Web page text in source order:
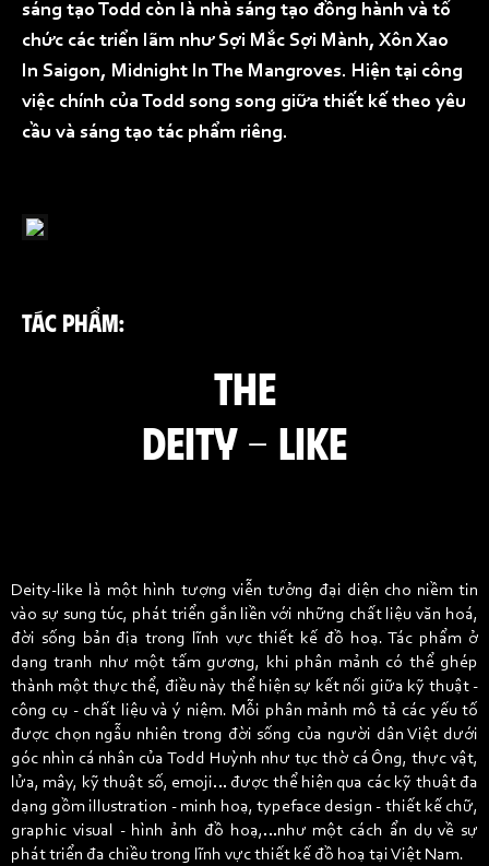
TÁC PHẨM:
THE
DEITY - LIKE
sáng tạo Todd còn là nhà sáng tạo đồng hành và tổ
chức các triển lãm như Sợi Mắc Sợi Mành, Xôn Xao
In Saigon, Midnight In The Mangroves. Hiện tại công
việc chính của Todd song song giữa thiết kế theo yêu
cầu và sáng tạo tác phẩm riêng.
Deity-like là một hình tượng viễn tưởng đại diện cho niềm tin
vào sự sung túc, phát triển gắn liền với những chất liệu văn hoá,
đời sống bản địa trong lĩnh vực thiết kế đồ hoạ. Tác phẩm ở
dạng tranh như một tấm gương, khi phân mảnh có thể ghép
thành một thực thể, điều này thể hiện sự kết nối giữa kỹ thuật -
công cụ - chất liệu và ý niệm. Mỗi phân mảnh mô tả các yếu tố
được chọn ngẫu nhiên trong đời sống của người dân Việt dưới
góc nhìn cá nhân của Todd Huỳnh như tục thờ cá Ông, thực vật,
lửa, mây, kỹ thuật số, emoji… được thể hiện qua các kỹ thuật đa
dạng gồm illustration - minh hoạ, typeface design - thiết kế chữ,
graphic visual - hình ảnh đồ hoạ,…như một cách ẩn dụ về sự
phát triển đa chiều trong lĩnh vực thiết kế đồ hoạ tại Việt Nam.